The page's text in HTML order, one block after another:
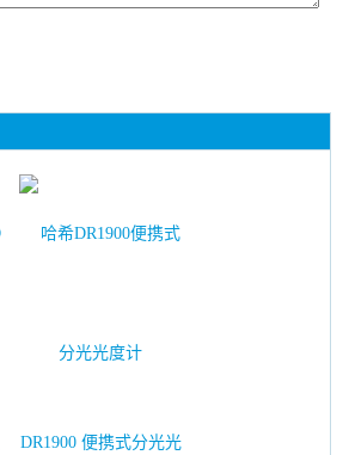
DR1900 便携式分光光